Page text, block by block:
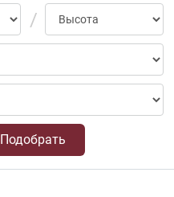
Подобрать